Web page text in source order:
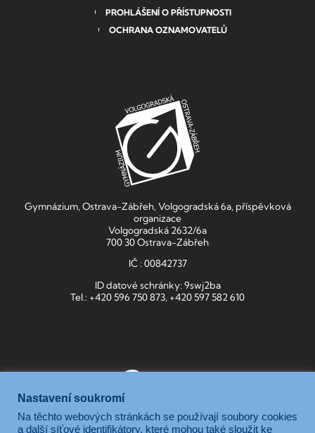
PROHLÁŠENÍ O PŘÍSTUPNOSTI
OCHRANA OZNAMOVATELŮ
Gymnázium, Ostrava-Zábřeh, Volgogradská 6a, příspěvková
organizace
Volgogradská 2632/6a
700 30 Ostrava-Zábřeh
IČ : 00842737
ID datové schránky: 9swj2ba
Tel.: +420 596 750 873, +420 597 582 610
Gymnázium, Ostrava-Zábřeh, Volgogradská 6a, je příspěvkovou
Nastavení soukromí
Na těchto webových stránkách se používají soubory cookies
a další síťové identifikátory, které mohou také sloužit ke